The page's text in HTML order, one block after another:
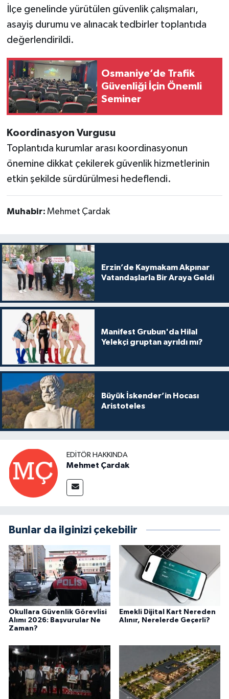
İlçe genelinde yürütülen güvenlik çalışmaları,
asayiş durumu ve alınacak tedbirler toplantıda
değerlendirildi.
Osmaniye’de Trafik
Güvenliği İçin Önemli
Seminer
Koordinasyon Vurgusu
Toplantıda kurumlar arası koordinasyonun
önemine dikkat çekilerek güvenlik hizmetlerinin
etkin şekilde sürdürülmesi hedeflendi.
Muhabir: Mehmet Çardak
Erzin’de Kaymakam Akpınar
Vatandaşlarla Bir Araya Geldi
Manifest Grubun'da Hilal
Yelekçi gruptan ayrıldı mı?
Büyük İskender’in Hocası
Aristoteles
EDITÖR HAKKINDA
Mehmet Çardak
Bunlar da ilginizi çekebilir
Okullara Güvenlik Görevlisi
Alımı 2026: Başvurular Ne
Zaman?
Emekli Dijital Kart Nereden
Alınır, Nerelerde Geçerli?